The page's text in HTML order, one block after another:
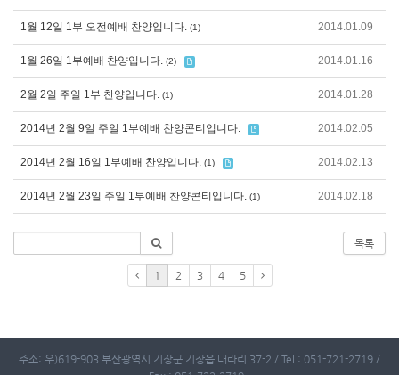
1월 12일 1부 오전예배 찬양입니다. (1) 2014.01.09
1월 26일 1부예배 찬양입니다. (2) 2014.01.16
2월 2일 주일 1부 찬양입니다. (1) 2014.01.28
2014년 2월 9일 주일 1부예배 찬양콘티입니다. 2014.02.05
2014년 2월 16일 1부예배 찬양입니다. (1) 2014.02.13
2014년 2월 23일 주일 1부예배 찬양콘티입니다. (1) 2014.02.18
목록
1 2 3 4 5
주소: 우)619-903 부산광역시 기장군 기장읍 대라리 37-2 / Tel : 051-721-2719 /